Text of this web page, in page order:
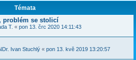
Témata
problém se stolicí
T. « pon 13. črc 2020 14:11:43
Ivan Stuchlý « pon 13. kvě 2019 13:20:57